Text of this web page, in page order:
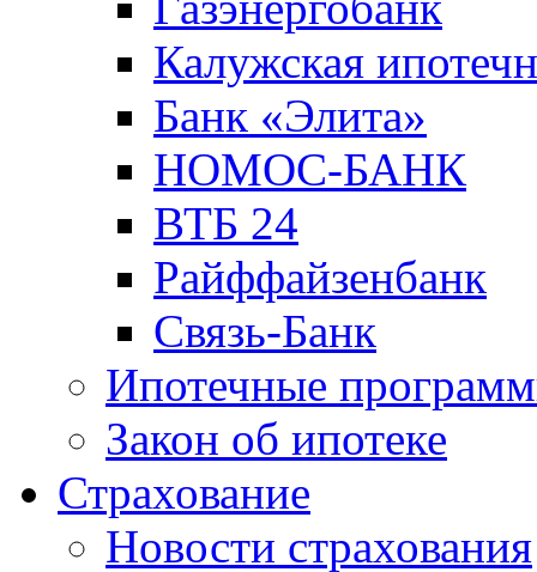
Калужская
Банк «Элита»
НОМОС-БАНК
ВТБ 24
Райффайзенбанк
Связь-Банк
Ипотечные
Закон об ипотеке
Страхование
Новости страхования